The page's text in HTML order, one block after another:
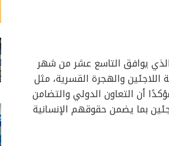
يوافق التاسع عشر من شهر
اللاجئين والهجرة القسرية، مثل
أن التعاون الدولي والتضامن
بما يضمن حقوقهم الإنسانية